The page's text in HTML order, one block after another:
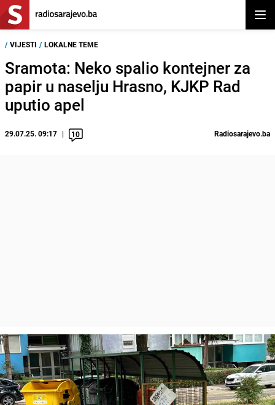
/ VIJESTI / LOKALNE TEME
Sramota: Neko spalio kontejner za
papir u naselju Hrasno, KJKP Rad
uputio apel
29.07.25. 09:17 10 Radiosarajevo.ba